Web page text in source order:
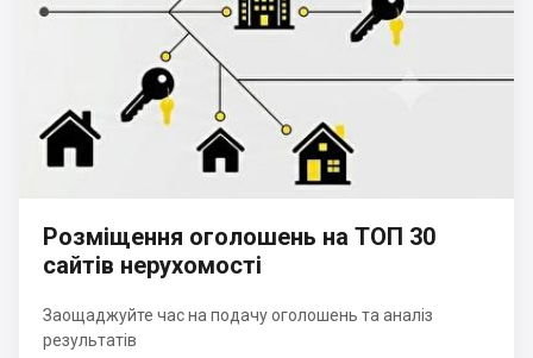
Розміщення оголошень на ТОП 30
сайтів нерухомості
Заощаджуйте час на подачу оголошень та аналіз
результатів